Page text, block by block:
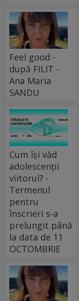
Feel good -
după FILIT -
Ana Maria
SANDU
Cum își văd
adolescenții
viitorul? -
Termenul
pentru
înscrieri s-a
prelungit până
la data de 11
OCTOMBRIE